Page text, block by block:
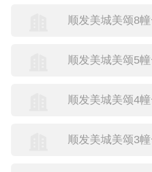
顺发美城美颂8
顺发美城美颂5
顺发美城美颂4
顺发美城美颂3